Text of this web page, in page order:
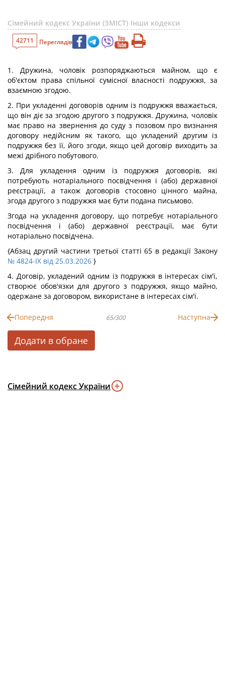
Сімейний кодекс України (ЗМІСТ) Інши кодекси
42711 Переглядів
1. Дружина, чоловік розпоряджаються майном, що є
об'єктом права спільної сумісної власності подружжя, за
взаємною згодою.
2. При укладенні договорів одним із подружжя вважається,
що він діє за згодою другого з подружжя. Дружина, чоловік
має право на звернення до суду з позовом про визнання
договору недійсним як такого, що укладений другим із
подружжя без її, його згоди, якщо цей договір виходить за
межі дрібного побутового.
3. Для укладення одним із подружжя договорів, які
потребують нотаріального посвідчення і (або) державної
реєстрації, а також договорів стосовно цінного майна,
згода другого з подружжя має бути подана письмово.
Згода на укладення договору, що потребує нотаріального
посвідчення і (або) державної реєстрації, має бути
нотаріально посвідчена.
{Абзац другий частини третьої статті 65 в редакції Закону
№ 4824-IX від 25.03.2026 }
4. Договір, укладений одним із подружжя в інтересах сім'ї,
створює обов'язки для другого з подружжя, якщо майно,
одержане за договором, використане в інтересах сім'ї.
Попередня 65/300 Наступна
Додати в обране
Сімейний кодекс України